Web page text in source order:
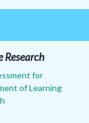
Research
for
of Learning